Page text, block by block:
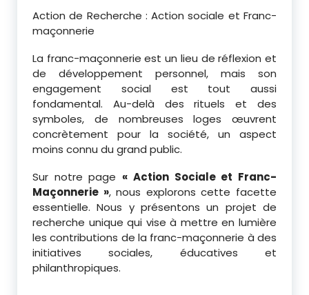
Action de Recherche : Action sociale et Franc-
maçonnerie
La franc-maçonnerie est un lieu de réflexion et
de développement personnel, mais son
engagement social est tout aussi
fondamental. Au-delà des rituels et des
symboles, de nombreuses loges œuvrent
concrètement pour la société, un aspect
moins connu du grand public.
Sur notre page« Action Sociale et Franc-
Maçonnerie », nous explorons cette facette
essentielle. Nous y présentons un projet de
recherche unique qui vise à mettre en lumière
les contributions de la franc-maçonnerie à des
initiatives sociales, éducatives et
philanthropiques.